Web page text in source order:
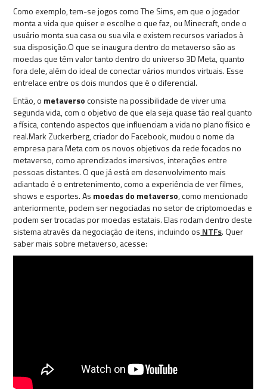
Como exemplo, tem-se jogos como The Sims, em que o jogador
monta a vida que quiser e escolhe o que faz, ou Minecraft, onde o
usuário monta sua casa ou sua vila e existem recursos variados à
sua disposição.O que se inaugura dentro do metaverso são as
moedas que têm valor tanto dentro do universo 3D Meta, quanto
fora dele, além do ideal de conectar vários mundos virtuais. Esse
entrelace entre os dois mundos que é o diferencial.
Então, o metaversoconsiste na possibilidade de viver uma
segunda vida, com o objetivo de que ela seja quase tão real quanto
a física, contendo aspectos que influenciam a vida no plano físico e
real.Mark Zuckerberg, criador do Facebook, mudou o nome da
empresa para Meta com os novos objetivos da rede focados no
metaverso, como aprendizados imersivos, interações entre
pessoas distantes. O que já está em desenvolvimento mais
adiantado é o entretenimento, como a experiência de ver filmes,
shows e esportes. As moedas do metaverso, como mencionado
anteriormente, podem ser negociadas no setor de criptomoedas e
podem ser trocadas por moedas estatais. Elas rodam dentro deste
sistema através da negociação de itens, incluindo os NTFs. Quer
saber mais sobre metaverso, acesse: